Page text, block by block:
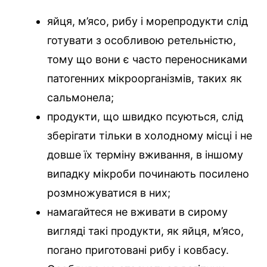
яйця, м’ясо, рибу і морепродукти слід
готувати з особливою ретельністю,
тому що вони є часто переносниками
патогенних мікроорганізмів, таких як
сальмонела;
продукти, що швидко псуються, слід
зберігати тільки в холодному місці і не
довше їх терміну вживання, в іншому
випадку мікроби починають посилено
розмножуватися в них;
намагайтеся не вживати в сирому
вигляді такі продукти, як яйця, м’ясо,
погано приготовані рибу і ковбасу.